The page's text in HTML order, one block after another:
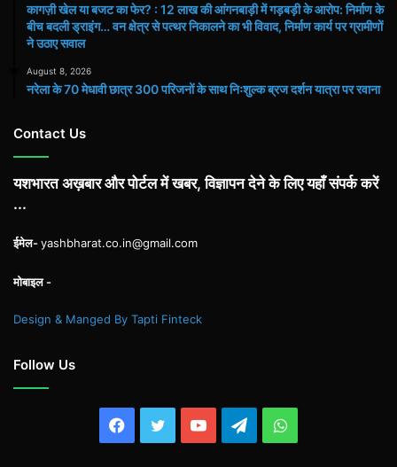
कागज़ी खेल या बजट का फेर? : 12 लाख की आंगनबाड़ी में गड़बड़ी के आरोप: निर्माण के
बीच बदली ड्राइंग… वन क्षेत्र से पत्थर निकालने का भी विवाद, निर्माण कार्य पर ग्रामीणों
ने उठाए सवाल
August 8, 2026
नरेला के 70 मेधावी छात्र 300 परिजनों के साथ निःशुल्क ब्रज दर्शन यात्रा पर रवाना
Contact Us
यशभारत अख़बार और पोर्टल में खबर, विज्ञापन देने के लिए यहाँ संपर्क करें
...
ईमेल-yashbharat.co.in@gmail.com
मोबाइल -
Design & Manged By Tapti Finteck
Follow Us
Facebook
TwitterYouTubeTelegramWhatsApp